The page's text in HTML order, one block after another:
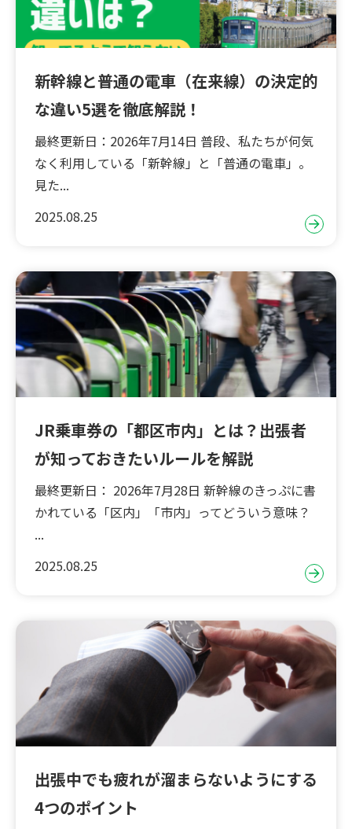
新幹線と普通の電車（在来線）の決定的
な違い5選を徹底解説！
最終更新日：2026年7月14日 普段、私たちが何気
なく利用している「新幹線」と「普通の電車」。
見た...
2025.08.25
JR乗車券の「都区市内」とは？出張者
が知っておきたいルールを解説
最終更新日： 2026年7月28日 新幹線のきっぷに書
かれている「区内」「市内」ってどういう意味？
...
2025.08.25
出張中でも疲れが溜まらないようにする
4つのポイント